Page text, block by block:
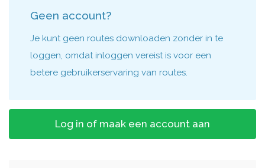
Geen account?
Je kunt geen routes downloaden zonder in te
loggen, omdat inloggen vereist is voor een
betere gebruikerservaring van routes.
Log in of maak een account aan